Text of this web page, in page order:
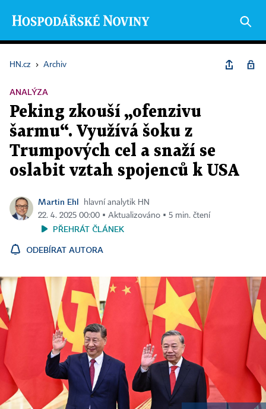
HN.cz › Archiv
ANALÝZA
Peking zkouší „ofenzivu
šarmu“. Využívá šoku z
Trumpových cel a snaží se
oslabit vztah spojenců k USA
Martin Ehl
hlavní analytik HN
22. 4. 2025 00:00 ▪ Aktualizováno ▪ 5 min. čtení
PŘEHRÁT ČLÁNEK
ODEBÍRAT AUTORA